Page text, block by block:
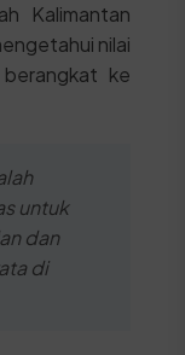
Kalimantan
nilai
ke
untuk
dan
di